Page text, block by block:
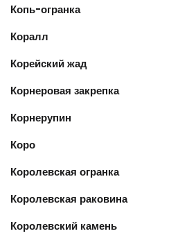
Копь-огранка
Коралл
Корейский жад
Корнеровая закрепка
Корнерупин
Коро
Королевская огранка
Королевская раковина
Королевский камень